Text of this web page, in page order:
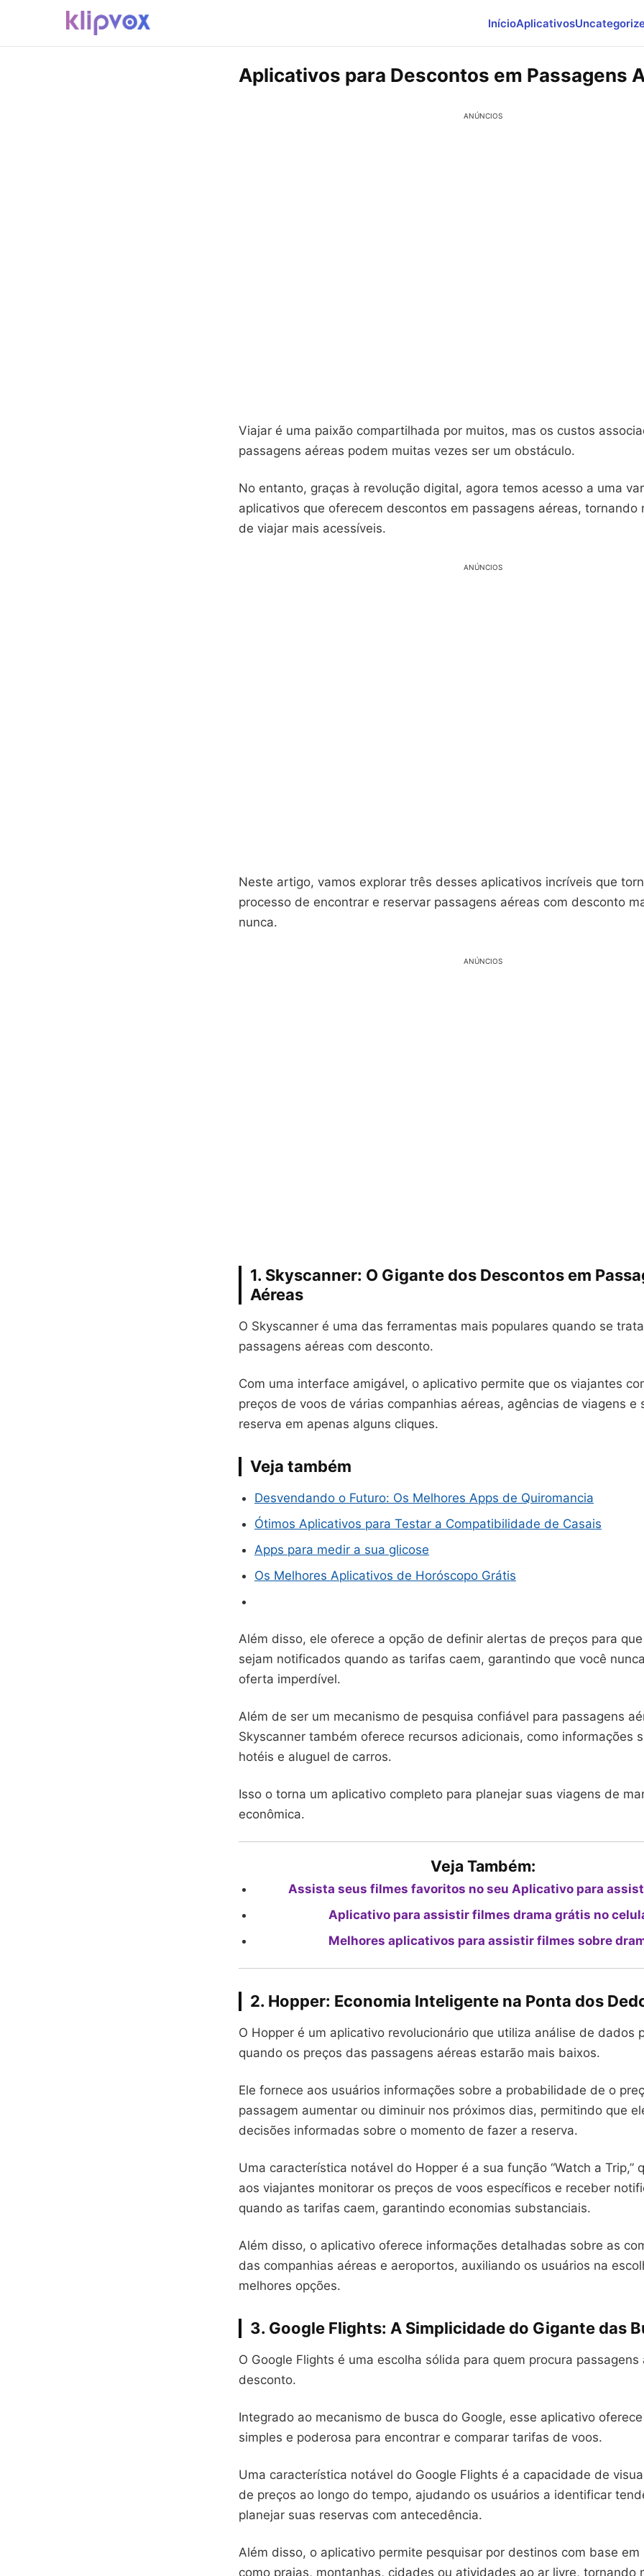
InícioAplicativos
Aplicativos para Descontos em Passagens
ANÚNCIOS
Viajar é uma paixão compartilhada por muitos, mas os custos
passagens aéreas podem muitas vezes ser um obstáculo.
No entanto, graças à revolução digital, agora temos acesso a uma
aplicativos que oferecem descontos em passagens aéreas, tornando
de viajar mais acessíveis.
ANÚNCIOS
Neste artigo, vamos explorar três desses aplicativos incríveis que
processo de encontrar e reservar passagens aéreas com desconto
nunca.
ANÚNCIOS
1. Skyscanner: O Gigante dos Descontos em
Aéreas
O Skyscanner é uma das ferramentas mais populares quando se
passagens aéreas com desconto.
Com uma interface amigável, o aplicativo permite que os viajantes
preços de voos de várias companhias aéreas, agências de viagens e
reserva em apenas alguns cliques.
Veja também
Desvendando o Futuro: Os Melhores Apps de Quiromancia
Ótimos Aplicativos para Testar a Compatibilidade de Casais
Apps para medir a sua glicose
Os Melhores Aplicativos de Horóscopo Grátis
Além disso, ele oferece a opção de definir alertas de preços para
sejam notificados quando as tarifas caem, garantindo que você
oferta imperdível.
Além de ser um mecanismo de pesquisa confiável para passagens
Skyscanner também oferece recursos adicionais, como informações
hotéis e aluguel de carros.
Isso o torna um aplicativo completo para planejar suas viagens de
econômica.
Veja Também:
Assista seus filmes favoritos no seu Aplicativo para
Aplicativo para assistir filmes drama grátis no
Melhores aplicativos para assistir filmes sobre
2. Hopper: Economia Inteligente na Ponta dos
O Hopper é um aplicativo revolucionário que utiliza análise de dados
quando os preços das passagens aéreas estarão mais baixos.
Ele fornece aos usuários informações sobre a probabilidade de o
passagem aumentar ou diminuir nos próximos dias, permitindo que
decisões informadas sobre o momento de fazer a reserva.
Uma característica notável do Hopper é a sua função “Watch a Trip,”
aos viajantes monitorar os preços de voos específicos e receber
quando as tarifas caem, garantindo economias substanciais.
Além disso, o aplicativo oferece informações detalhadas sobre as
das companhias aéreas e aeroportos, auxiliando os usuários na
melhores opções.
3. Google Flights: A Simplicidade do Gigante das
O Google Flights é uma escolha sólida para quem procura passagens
desconto.
Integrado ao mecanismo de busca do Google, esse aplicativo
simples e poderosa para encontrar e comparar tarifas de voos.
Uma característica notável do Google Flights é a capacidade de
de preços ao longo do tempo, ajudando os usuários a identificar
planejar suas reservas com antecedência.
Além disso, o aplicativo permite pesquisar por destinos com base em
como praias, montanhas, cidades ou atividades ao ar livre, tornando